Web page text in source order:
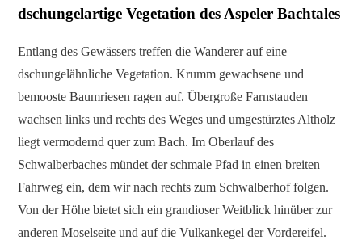
dschungelartige Vegetation des Aspeler Bachtales
Entlang des Gewässers treffen die Wanderer auf eine
dschungelähnliche Vegetation. Krumm gewachsene und
bemooste Baumriesen ragen auf. Übergroße Farnstauden
wachsen links und rechts des Weges und umgestürztes Altholz
liegt vermodernd quer zum Bach. Im Oberlauf des
Schwalberbaches mündet der schmale Pfad in einen breiten
Fahrweg ein, dem wir nach rechts zum Schwalberhof folgen.
Von der Höhe bietet sich ein grandioser Weitblick hinüber zur
anderen Moselseite und auf die Vulkankegel der Vordereifel.